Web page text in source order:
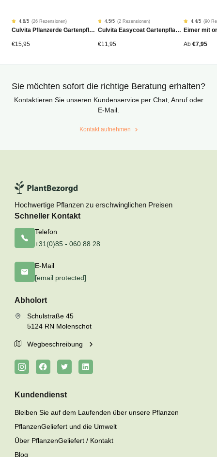
Rated
4.77
von
26
Kundenstimmen
4.8/5 (26 Rezensionen)
Culvita Pflanzerde Gartenpflanzen, Bäume & Hecken BIO 40L
€15,95
Rated
4.50
von
2
Kundenstimmen
4.5/5 (2 Rezensionen)
Culvita Easycoat Gartenpflanzendünger (Langzeitwirkung)
€11,95
Rated
4.42
von
90
4.4/5 (90
Ab €7,95
Sie möchten sofort die richtige Beratung erhalten?
Kontaktieren Sie unseren Kundenservice per Chat, Anruf oder
E-Mail.
Kontakt aufnehmen
Hochwertige Pflanzen zu erschwinglichen Preisen
Schneller Kontakt
Telefon
+31(0)85 - 060 88 28
E-Mail
[email protected]
Abholort
Schulstraße 45
5124 RN Molenschot
Wegbeschreibung
Kundendienst
Bleiben Sie auf dem Laufenden über unsere Pflanzen
PflanzenGeliefert und die Umwelt
Über PflanzenGeliefert / Kontakt
Blog